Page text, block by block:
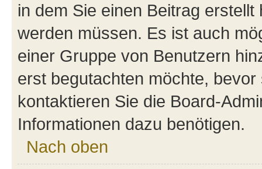
in dem Sie einen Beitrag
werden müssen. Es ist auch
einer Gruppe von Benutzern
erst begutachten möchte,
kontaktieren Sie die Board-
Informationen dazu benötigen.
Nach oben